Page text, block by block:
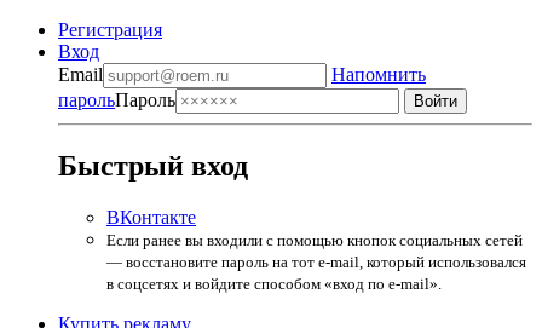
Регистрация
Вход
Email
Напомнить
парольПароль
Быстрый вход
ВКонтакте
Если ранее вы входили с помощью кнопок социальных сетей
— восстановите пароль на тот e-mail, который использовался
в соцсетях и войдите способом «вход по e-mail».
Купить рекламу